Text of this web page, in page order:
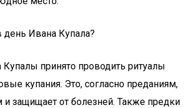
день Ивана Купала?
принято проводить ритуалы
купания. Это, согласно преданиям,
и защищает от болезней. Также предки